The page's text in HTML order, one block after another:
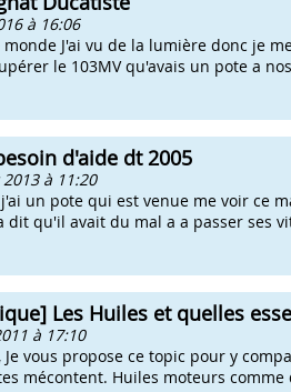
à 16:06
J'ai vu de la lumière donc je
le 103MV qu'avais un pote a
d'aide dt 2005
à 11:20
un pote qui est venue me voir ce
dit qu'il avait du mal a a passer ses
Les Huiles et quelles
à 17:10
Je vous propose ce topic pour y
mécontent. Huiles moteurs comme